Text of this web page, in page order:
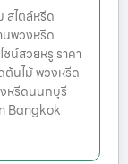
ไตล์หรีด
นพวงหรีด
น์สวยหรู ราคา
นไม้ พวงหรีด
หรีดนนทบุรี
Bangkok